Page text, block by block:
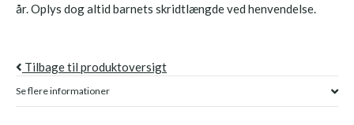
år. Oplys dog altid barnets skridtlængde ved henvendelse.
Tilbage til produktoversigt
Se flere informationer